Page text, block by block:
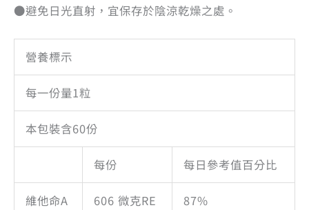
●避免日光直射，宜保存於陰涼乾燥之處。
營養標示
每一份量1粒
本包裝含60份
每份 每日參考值百分比
維他命A 606 微克RE 87%